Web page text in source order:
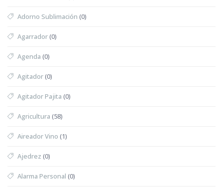
Adorno Sublimación (0)
Agarrador(0)
Agenda (0)
Agitador(0)
Agitador Pajita (0)
Agricultura (58)
Aireador Vino (1)
Ajedrez (0)
Alarma Personal (0)